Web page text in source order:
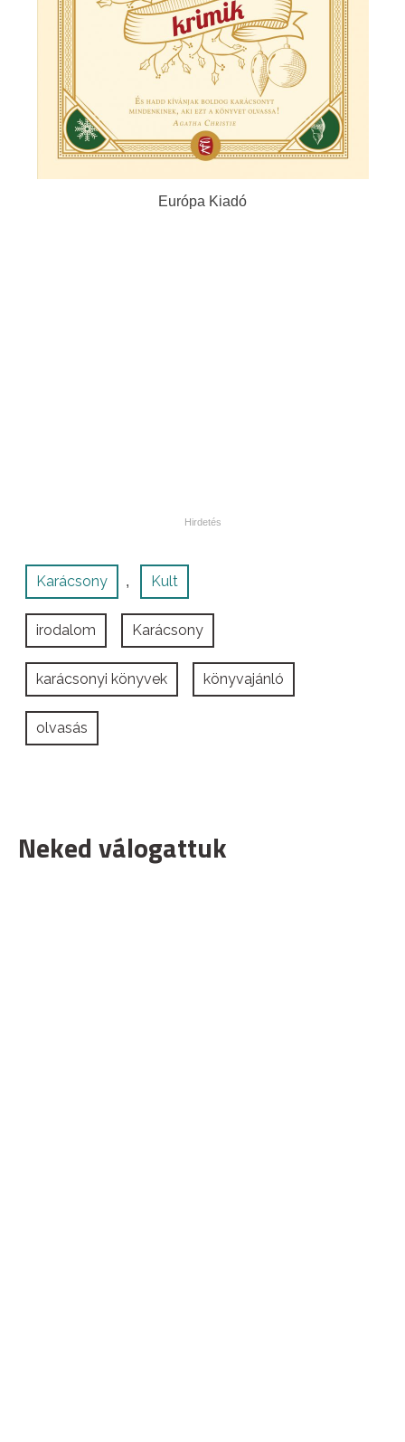
Európa Kiadó
Karácsony , Kult
irodalom Karácsony
karácsonyi könyvek könyvajánló
olvasás
Neked válogattuk